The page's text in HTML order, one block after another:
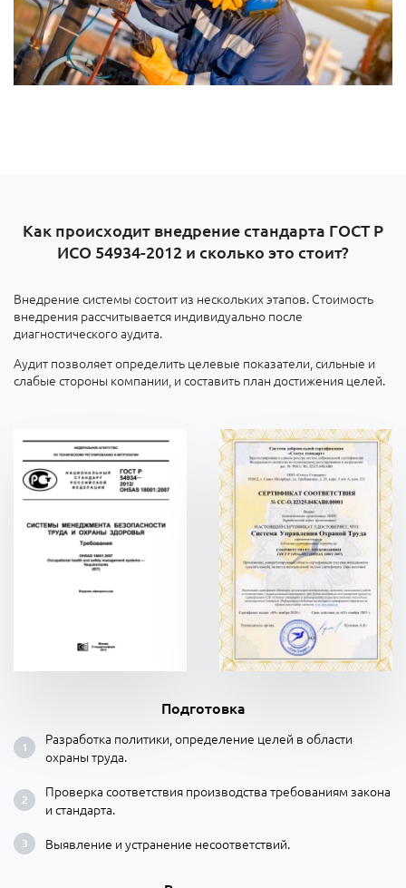
Как происходит внедрение стандарта ГОСТ Р
ИСО 54934-2012 и сколько это стоит?
Внедрение системы состоит из нескольких этапов. Стоимость
внедрения рассчитывается индивидуально после
диагностического аудита.
Аудит позволяет определить целевые показатели, сильные и
слабые стороны компании, и составить план достижения целей.
Подготовка
Разработка политики, определение целей в области
охраны труда.
Проверка соответствия производства требованиям закона
и стандарта.
Выявление и устранение несоответствий.